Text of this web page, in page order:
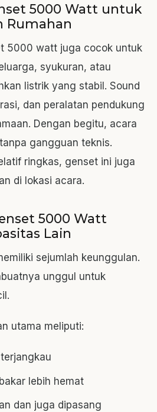
5000 Watt untuk
Rumahan
5000 watt juga cocok untuk
syukuran, atau
listrik yang stabil. Sound
dan peralatan pendukung
Dengan begitu, acara
gangguan teknis.
ringkas, genset ini juga
di lokasi acara.
5000 Watt
Lain
sejumlah keunggulan.
unggul untuk
utama meliputi:
lebih hemat
dan juga dipasang